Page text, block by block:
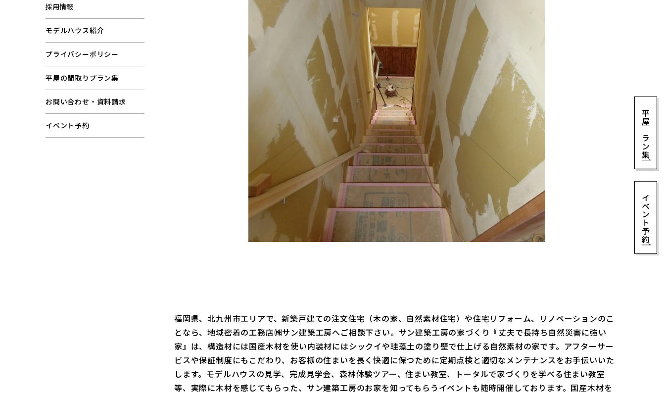
平屋プラン集
イベント予約
福岡県、北九州市エリアで、新築戸建ての注文住宅（木の家、自然素材住宅）や住宅リフォーム、リノベーションのこ
となら、地域密着の工務店㈱サン建築工房へご相談下さい。サン建築工房の家づくり『丈夫で長持ち自然災害に強い
家』は、構造材には国産木材を使い内装材にはシックイや珪藻土の塗り壁で仕上げる自然素材の家です。アフターサー
ビスや保証制度にもこだわり、お客様の住まいを長く快適に保つために定期点検と適切なメンテナンスをお手伝いいた
します。モデルハウスの見学、完成見学会、森林体験ツアー、住まい教室、トータルで家づくりを学べる住まい教室
等、実際に木材を感じてもらった、サン建築工房のお家を知ってもらうイベントも随時開催しております。国産木材を
採用情報
モデルハウス紹介
プライバシーポリシー
平屋の間取りプラン集
お問い合わせ・資料請求
イベント予約